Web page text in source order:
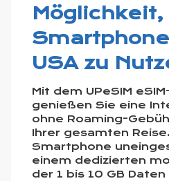
Möglichkeit,
USA zu
Mit dem UPeSIM
genießen Sie eine
ohne Roaming-
Ihrer gesamten
Smartphone
einem dedizierten
der 1 bis 10 GB